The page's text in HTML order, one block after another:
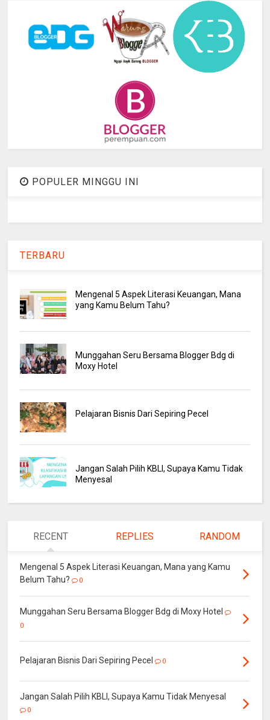
POPULER MINGGU INI
TERBARU
Mengenal 5 Aspek Literasi Keuangan, Mana
yang Kamu Belum Tahu?
Munggahan Seru Bersama Blogger Bdg di
Moxy Hotel
Pelajaran Bisnis Dari Sepiring Pecel
Jangan Salah Pilih KBLI, Supaya Kamu Tidak
Menyesal
RECENT REPLIES RANDOM
Mengenal 5 Aspek Literasi Keuangan, Mana yang Kamu
Belum Tahu?
0
Munggahan Seru Bersama Blogger Bdg di Moxy Hotel
0
Pelajaran Bisnis Dari Sepiring Pecel 0
Jangan Salah Pilih KBLI, Supaya Kamu Tidak Menyesal
0